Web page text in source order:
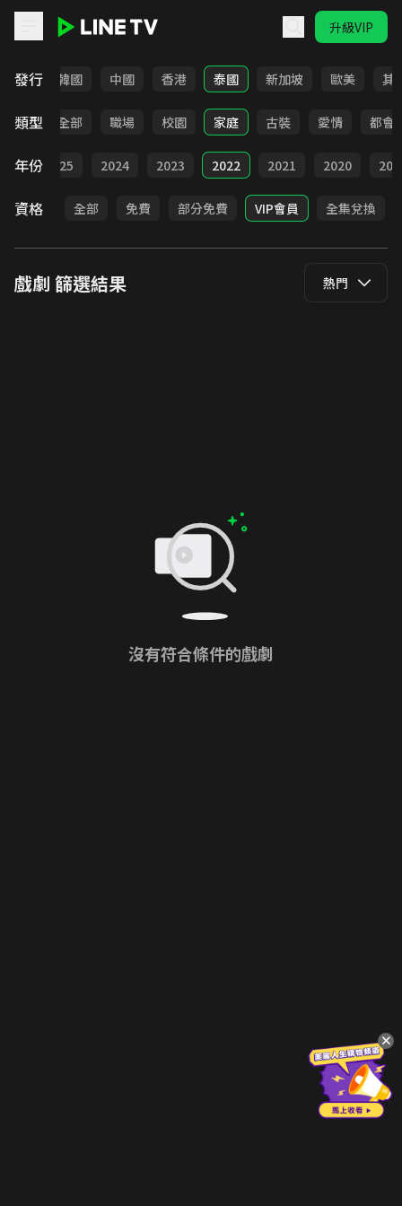
升級VIP
發行
日本 韓國 中國 香港 泰國 新加坡 歐美 其
類型 全部 職場 校園 家庭 古裝 愛情 都會
年份 2025 2024 2023 2022 2021 2020
資格 全部 免費 部分免費 VIP會員 全集兌換
戲劇 篩選結果 熱門
沒有符合條件的戲劇